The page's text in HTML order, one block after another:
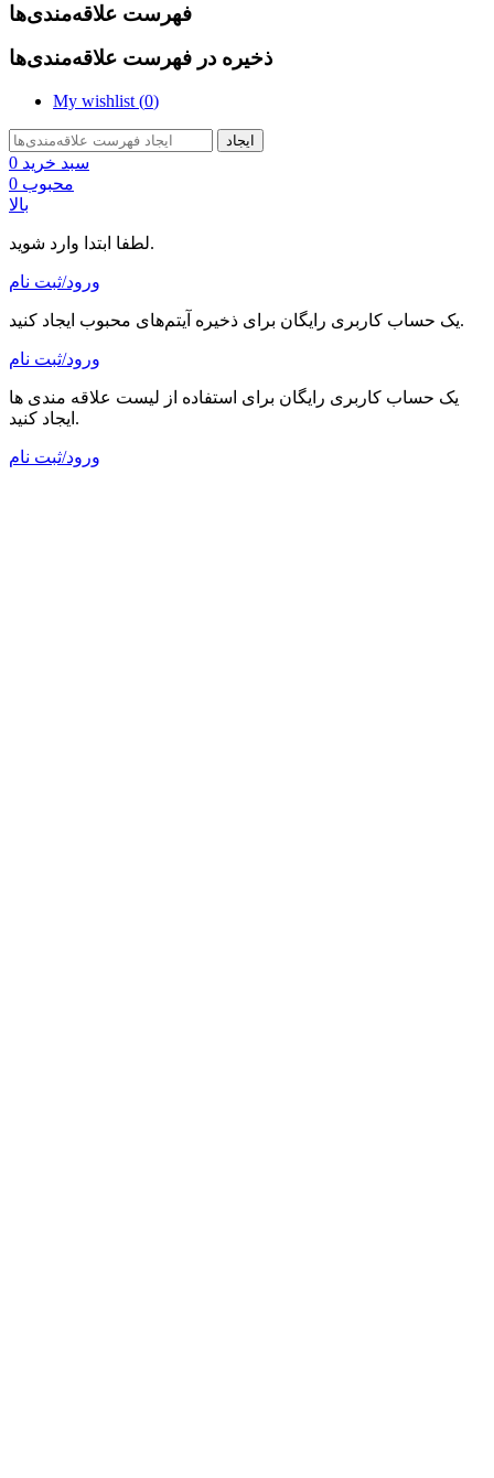
فهرست علاقه‌مندی‌ها
ذخیره در فهرست علاقه‌مندی‌ها
My wishlist (0)
ایجاد
سبد خرید 0
محبوب 0
بالا
لطفا ابتدا وارد شوید.
ورود/ثبت نام
یک حساب کاربری رایگان برای ذخیره آیتم‌های محبوب ایجاد کنید.
ورود/ثبت نام
یک حساب کاربری رایگان برای استفاده از لیست علاقه مندی ها
ایجاد کنید.
ورود/ثبت نام